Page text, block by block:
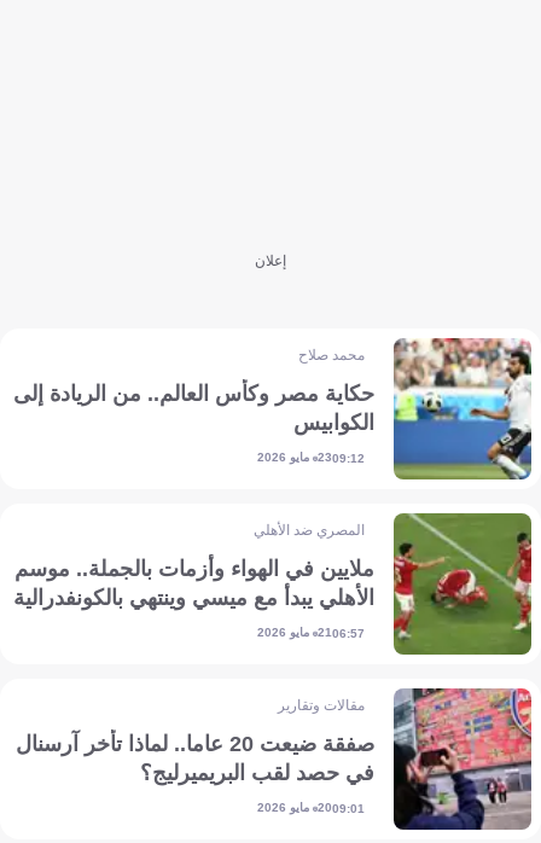
إعلان
محمد صلاح
حكاية مصر وكأس العالم.. من الريادة إلى
الكوابيس
09:1223 مايو 2026
المصري ضد الأهلي
ملايين في الهواء وأزمات بالجملة.. موسم
الأهلي يبدأ مع ميسي وينتهي بالكونفدرالية
06:5721 مايو 2026
مقالات وتقارير
صفقة ضيعت 20 عاما.. لماذا تأخر آرسنال
في حصد لقب البريميرليج؟
09:0120 مايو 2026